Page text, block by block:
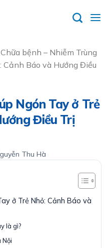
bệnh – Nhiễm Trùng
Cảnh Báo và Hướng Điều
Ngón Tay ở Trẻ
Điều Trị
Thu Hà
ở Trẻ Nhỏ: Cảnh Báo và
là gì?
Nội